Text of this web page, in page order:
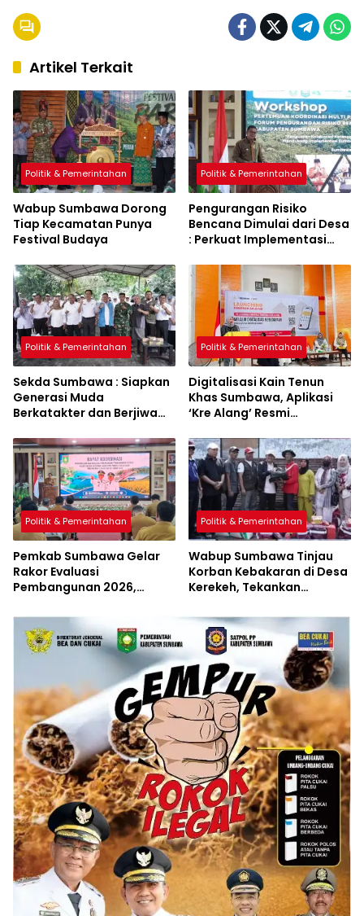
Artikel Terkait
Politik & Pemerintahan
Wabup Sumbawa Dorong
Tiap Kecamatan Punya
Festival Budaya
Politik & Pemerintahan
Pengurangan Risiko
Bencana Dimulai dari Desa
: Perkuat Implementasi
Politik & Pemerintahan
Sekda Sumbawa : Siapkan
Generasi Muda
Berkatakter dan Berjiwa
Politik & Pemerintahan
Digitalisasi Kain Tenun
Khas Sumbawa, Aplikasi
‘Kre Alang’ Resmi
Politik & Pemerintahan
Pemkab Sumbawa Gelar
Rakor Evaluasi
Pembangunan 2026,
Perubahan Resmi
Diluncurkan
Politik & Pemerintahan
Wabup Sumbawa Tinjau
Korban Kebakaran di Desa
Kerekeh, Tekankan